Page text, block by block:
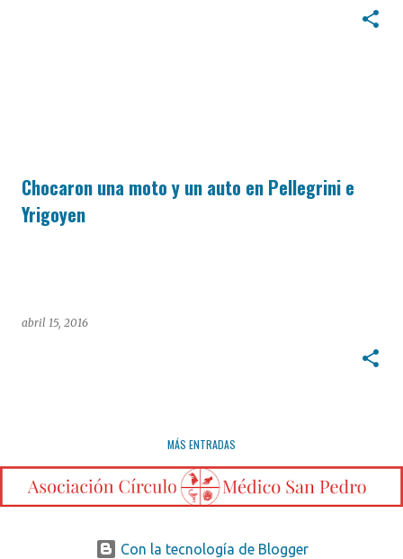
Chocaron una moto y un auto en Pellegrini e
Yrigoyen
abril 15, 2016
MÁS ENTRADAS
Con la tecnología de Blogger